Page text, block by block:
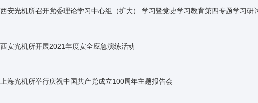
西安光机所召开党委理论学习中心组（扩大） 学习暨党史学习教育第四专题学习研
西安光机所开展2021年度安全应急演练活动
上海光机所举行庆祝中国共产党成立100周年主题报告会